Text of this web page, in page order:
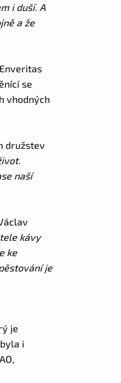
i duší. A
a že
se
vhodných
družstev
naší
kávy
ke
je
je
i